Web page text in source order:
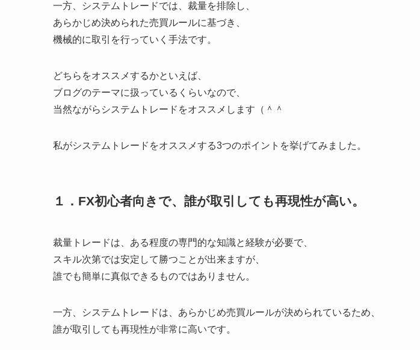
一方、システムトレードでは、裁量を排除し、
あらかじめ決められた売買ルールに基づき、
機械的に取引を行っていく手法です。
どちらをオススメするかといえば、
ブログのテーマに扱っているくらいなので、
当然ながらシステムトレードをオススメします（＾＾
私がシステムトレードをオススメする3つのポイントを挙げてみました。
１．FX初心者向きで、誰が取引しても再現性が高い。
裁量トレードは、ある程度の専門的な知識と経験が必要で、
スキル次第では安定して勝つことが出来ますが、
誰でも簡単に真似できるものではありません。
一方、システムトレードは、あらかじめ売買ルールが決められているため、
誰が取引しても再現性が非常に高いです。